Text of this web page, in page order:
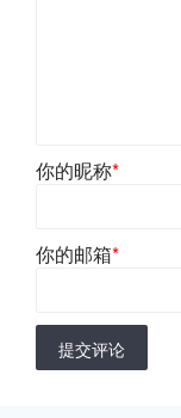
你的昵称*
你的邮箱*
提交评论